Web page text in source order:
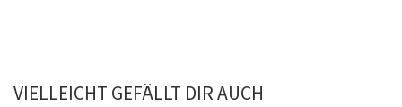
VIELLEICHT GEFÄLLT DIR AUCH